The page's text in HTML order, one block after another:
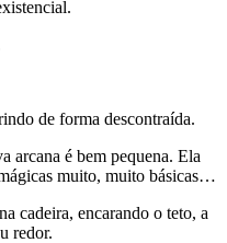
de forma descontraída.
arcana é bem pequena. Ela
muito, muito básicas…
cadeira, encarando o teto, a
redor.